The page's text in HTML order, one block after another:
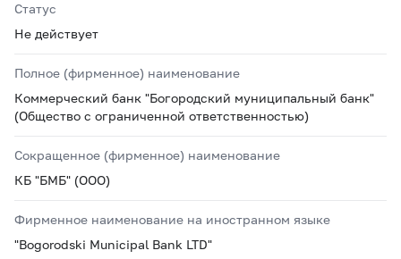
Статус
Не действует
Полное (фирменное) наименование
Коммерческий банк "Богородский муниципальный банк"
(Общество с ограниченной ответственностью)
Сокращенное (фирменное) наименование
КБ "БМБ" (ООО)
Фирменное наименование на иностранном языке
"Bogorodski Municipal Bank LTD"